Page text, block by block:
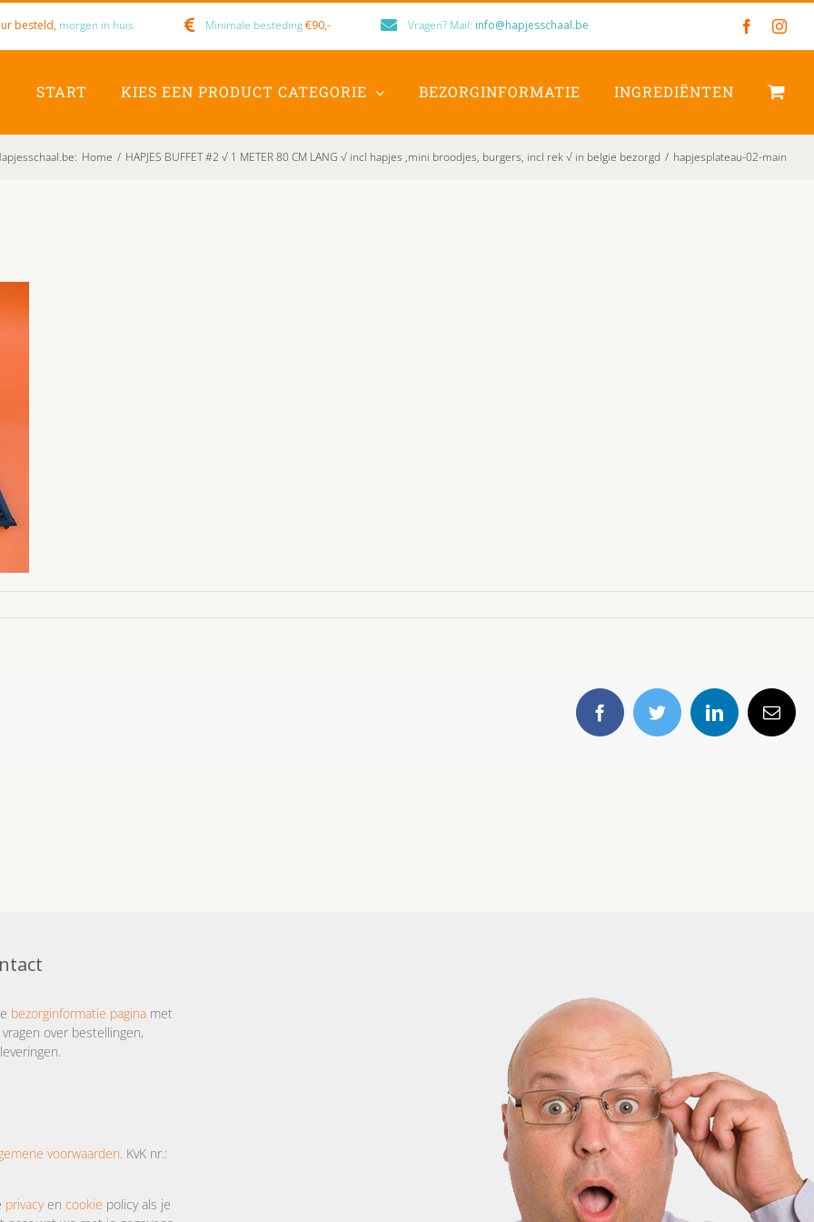
besteld, morgen in huis Minimale besteding€90,- Vragen? Mail: info@hapjesschaal.be Facebook
START KIES EEN PRODUCT CATEGORIE BEZORGINFORMATIE INGREDIËNTEN
: Home / HAPJES BUFFET #2 √ 1 METER 80 CM LANG √ incl hapjes ,mini broodjes, burgers, incl rek √ in belgie bezorgd / hapjesplateau-02-main
FacebookTwitter LinkedIn
E-
mail
bezorginformatie paginamet
over bestellingen,
voorwaarden. KvK nr.:
privacyen cookie policy als je